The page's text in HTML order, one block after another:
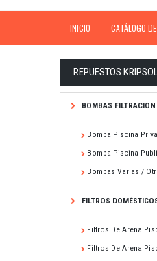
INICIO CATÁLOGO
REPUESTOS
BOMBAS FILTRACION
Bomba Piscina
Bomba Piscina
Bombas Varias /
FILTROS
Filtros De Arena
Filtros De Arena